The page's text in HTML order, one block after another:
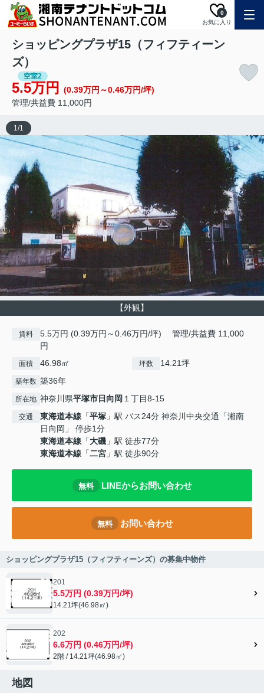
お気に入り
0
ショッピングプラザ15（フィフティーン
ズ）
空室2
5.5万円
(0.39万円～0.46万円/坪)
管理/共益費 11,000円
【外観】
1/1
賃料
5.5万円 (0.39万円～0.46万円/坪) 管理/共益費 11,000
円
面積 46.98㎡ 坪数 14.21坪
築年数 築36年
所在地 神奈川県平塚市日向岡 １丁目8-15
交通 東海道本線 「平塚 」駅 バス24分 神奈川中央交通「湘南
日向岡」 停歩1分
東海道本線 「大磯 」駅 徒歩77分
東海道本線 「二宮 」駅 徒歩90分
無料 LINEからお問い合わせ
無料 お問い合わせ
ショッピングプラザ15（フィフティーンズ）の募集中物件
201
5.5万円 (0.39万円/坪)
14.21坪(46.98㎡)
202
6.6万円 (0.46万円/坪)
2階 / 14.21坪(46.98㎡)
地図